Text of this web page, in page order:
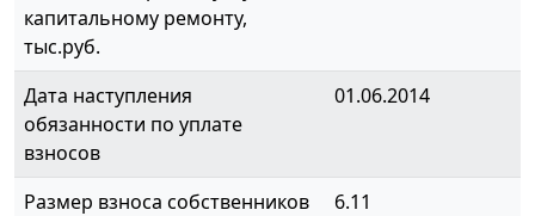
капитальному ремонту,
тыс.руб.
Дата наступления
обязанности по уплате
взносов
01.06.2014
Размер взноса собственников
6.11